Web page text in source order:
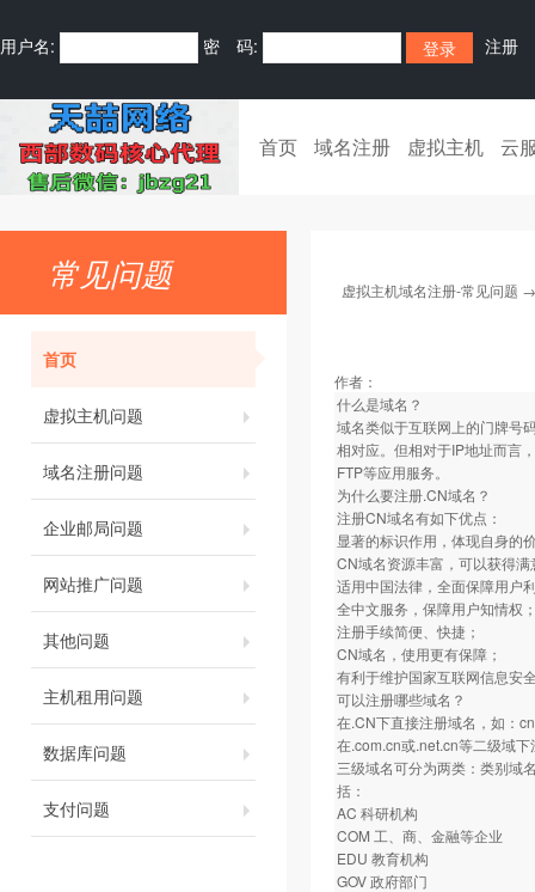
用户名: 密 码: 注册
首页 域名注册 虚拟主机 云
常见问题
首页
虚拟主机问题
域名注册问题
企业邮局问题
网站推广问题
其他问题
主机租用问题
数据库问题
支付问题
虚拟主机域名注册-常见问题
作者：
什么是域名？
域名类似于互联网上的门牌号
相对应。但相对于IP地址而言
FTP等应用服务。
为什么要注册.CN域名？
注册CN域名有如下优点：
显著的标识作用，体现自身的
CN域名资源丰富，可以获得满
适用中国法律，全面保障用户
全中文服务，保障用户知情权
注册手续简便、快捷；
CN域名，使用更有保障；
有利于维护国家互联网信息安
可以注册哪些域名？
在.CN下直接注册域名，如：
在.com.cn或.net.cn等二级域下
三级域名可分为两类：类别域
括：
AC 科研机构
COM 工、商、金融等企业
EDU 教育机构
GOV 政府部门